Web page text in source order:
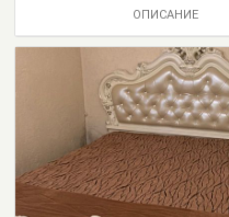
ОПИСАНИЕ